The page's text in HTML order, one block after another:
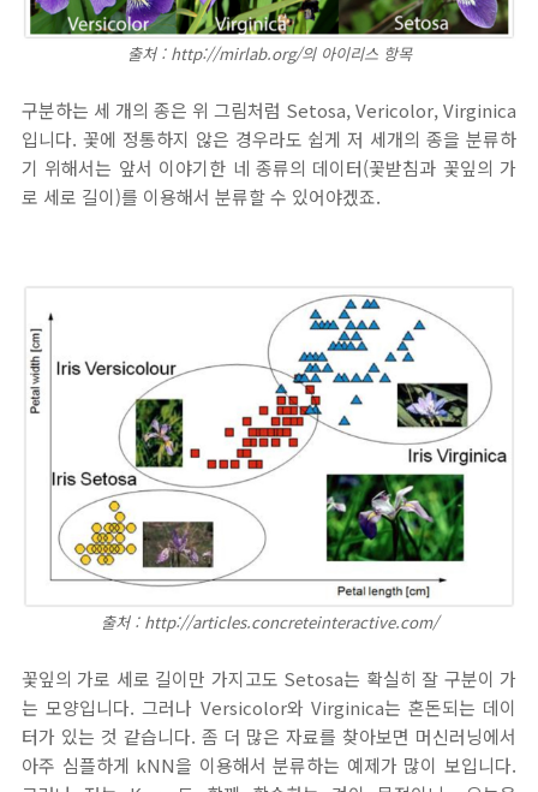
출처 : http://mirlab.org/의 아이리스 항목
구분하는 세 개의 종은 위 그림처럼 Setosa, Vericolor, Virginica
입니다. 꽃에 정통하지 않은 경우라도 쉽게 저 세개의 종을 분류하
기 위해서는 앞서 이야기한 네 종류의 데이터(꽃받침과 꽃잎의 가
로 세로 길이)를 이용해서 분류할 수 있어야겠죠.
출처 : http://articles.concreteinteractive.com/
꽃잎의 가로 세로 길이만 가지고도 Setosa는 확실히 잘 구분이 가
는 모양입니다. 그러나 Versicolor와 Virginica는 혼돈되는 데이
터가 있는 것 같습니다. 좀 더 많은 자료를 찾아보면 머신러닝에서
아주 심플하게 kNN을 이용해서 분류하는 예제가 많이 보입니다.